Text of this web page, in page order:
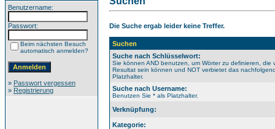
Benutzername:
Passwort:
Beim nächsten Besuch
automatisch anmelden?
» Passwort vergessen
» Registrierung
Die Suche ergab leider keine Treffer.
Suchen
Suche nach Schlüsselwort:
Sie können AND benutzen, um Wörter zu definieren, die
Resultat sein können und NOT verbietet das
Platzhalter.
Suche nach Username:
Benutzen Sie * als Platzhalter.
Verknüpfung:
Kategorie: